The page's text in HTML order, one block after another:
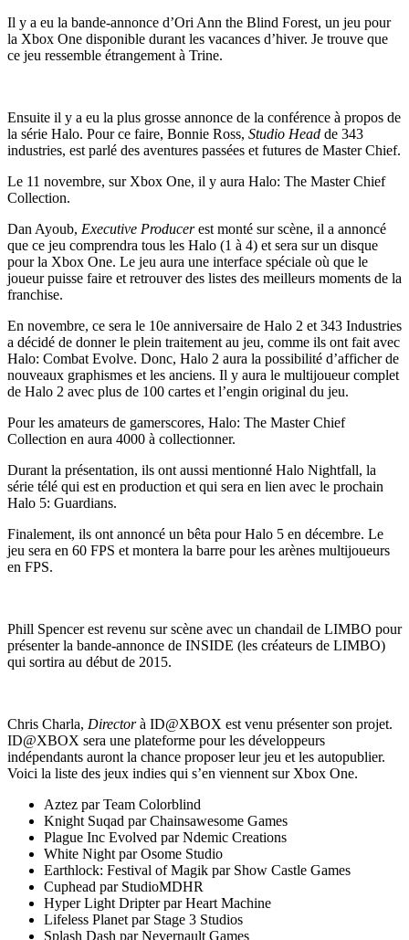
Il y a eu la bande-annonce d’Ori Ann the Blind Forest, un jeu pour
la Xbox One disponible durant les vacances d’hiver. Je trouve que
ce jeu ressemble étrangement à Trine.
Ensuite il y a eu la plus grosse annonce de la conférence à propos de
la série Halo. Pour ce faire, Bonnie Ross, Studio Head de 343
industries, est parlé des aventures passées et futures de Master Chief.
Le 11 novembre, sur Xbox One, il y aura Halo: The Master Chief
Collection.
Dan Ayoub, Executive Producerest monté sur scène, il a annoncé
que ce jeu comprendra tous les Halo (1 à 4) et sera sur un disque
pour la Xbox One. Le jeu aura une interface spéciale où que le
joueur puisse faire et retrouver des listes des meilleurs moments de la
franchise.
En novembre, ce sera le 10e anniversaire de Halo 2 et 343 Industries
a décidé de donner le plein traitement au jeu, comme ils ont fait avec
Halo: Combat Evolve. Donc, Halo 2 aura la possibilité d’afficher de
nouveaux graphismes et les anciens. Il y aura le multijoueur complet
de Halo 2 avec plus de 100 cartes et l’engin original du jeu.
Pour les amateurs de gamerscores, Halo: The Master Chief
Collection en aura 4000 à collectionner.
Durant la présentation, ils ont aussi mentionné Halo Nightfall, la
série télé qui est en production et qui sera en lien avec le prochain
Halo 5: Guardians.
Finalement, ils ont annoncé un bêta pour Halo 5 en décembre. Le
jeu sera en 60 FPS et montera la barre pour les arènes multijoueurs
en FPS.
Phill Spencer est revenu sur scène avec un chandail de LIMBO pour
présenter la bande-annonce de INSIDE (les créateurs de LIMBO)
qui sortira au début de 2015.
Chris Charla, Directorà ID@XBOX est venu présenter son projet.
ID@XBOX sera une plateforme pour les développeurs
indépendants auront la chance proposer leur jeu et les autopublier.
Voici la liste des jeux indies qui s’en viennent sur Xbox One.
Aztez par Team Colorblind
Knight Suqad par Chainsawesome Games
Plague Inc Evolved par Ndemic Creations
White Night par Osome Studio
Earthlock: Festival of Magik par Show Castle Games
Cuphead par StudioMDHR
Hyper Light Dripter par Heart Machine
Lifeless Planet par Stage 3 Studios
Splash Dash par Nevernault Games